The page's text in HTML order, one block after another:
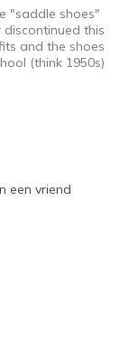
"saddle shoes"
discontinued this
and the shoes
(think 1950s)
een vriend